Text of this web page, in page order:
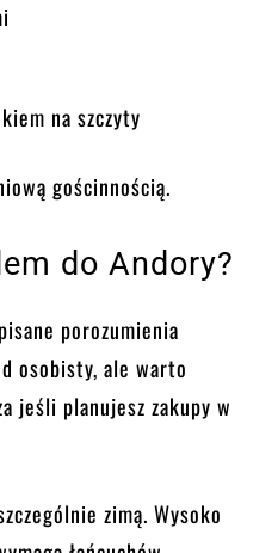
na szczyty
gościnnością.
do Andory?
porozumienia
osobisty, ale warto
jeśli planujesz zakupy w
zimą. Wysoko